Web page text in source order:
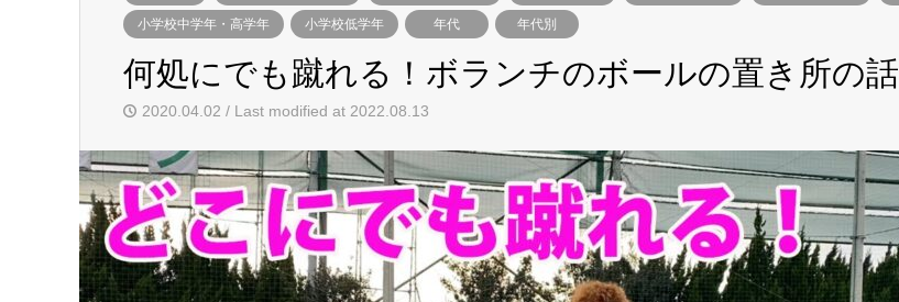
小学校中学年・高学年 小学校低学年 年代 年代別
何処にでも蹴れる！ボランチのボールの置き所の話
2020.04.02 / Last modified at 2022.08.13